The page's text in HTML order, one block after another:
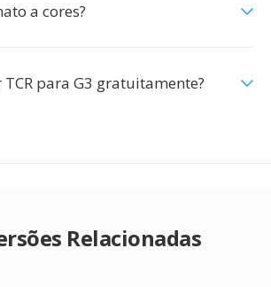
a cores?
TCR para G3 gratuitamente?
Relacionadas